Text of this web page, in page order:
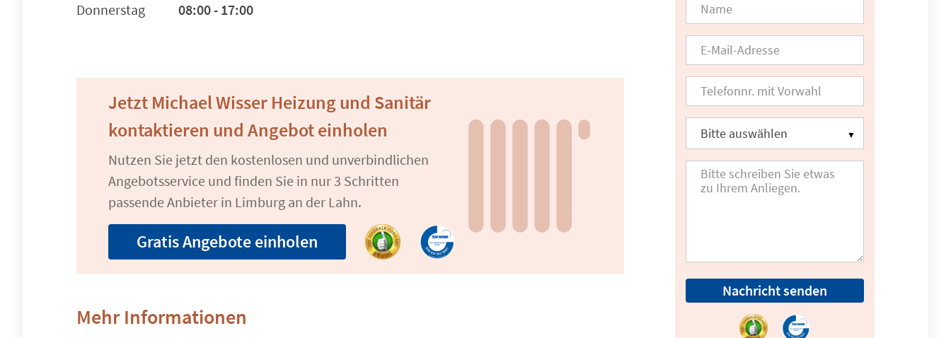
Donnerstag
08:00 - 17:00
Jetzt Michael Wisser Heizung und Sanitär
kontaktieren und Angebot einholen
Nutzen Sie jetzt den kostenlosen und unverbindlichen
Angebotsservice und finden Sie in nur 3 Schritten
passende Anbieter in Limburg an der Lahn.
Gratis Angebote einholen
Mehr Informationen
Nachricht senden